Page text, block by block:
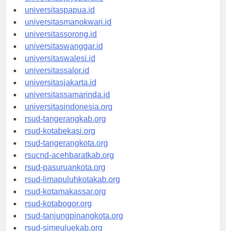
universitasjayapura.id
universitaspapua.id
universitasmanokwari.id
universitassorong.id
universitaswanggar.id
universitaswalesi.id
universitassalor.id
universitasjakarta.id
universitassamarinda.id
universitasindonesia.org
rsud-tangerangkab.org
rsud-kotabekasi.org
rsud-tangerangkota.org
rsucnd-acehbaratkab.org
rsud-pasuruankota.org
rsud-limapuluhkotakab.org
rsud-kotamakassar.org
rsud-kotabogor.org
rsud-tanjungpinangkota.org